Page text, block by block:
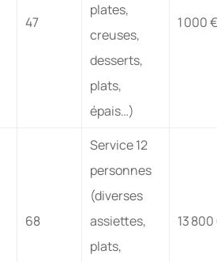
47
plates,
creuses,
desserts,
plats,
épais…)
1 000 €
68
Service 12
personnes
(diverses
assiettes,
plats,
13